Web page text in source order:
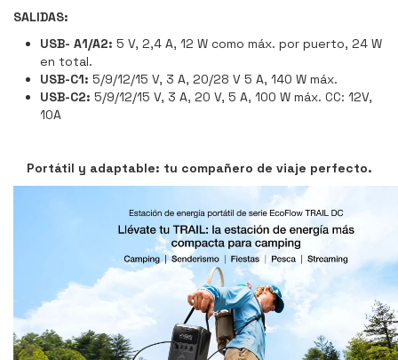
SALIDAS:
USB- A1/A2: 5 V, 2,4 A, 12 W como máx. por puerto, 24 W
en total.
USB-C1: 5/9/12/15 V, 3 A, 20/28 V 5 A, 140 W máx.
USB-C2: 5/9/12/15 V, 3 A, 20 V, 5 A, 100 W máx. CC: 12V,
10A
Portátil y adaptable: tu compañero de viaje perfecto.